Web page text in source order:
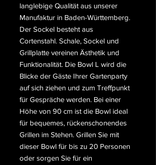
langlebige Qualität aus unserer
Manufaktur in Baden-Württemberg.
Der Sockel besteht aus
Cortenstahl. Schale, Sockel und
Grillplatte vereinen Ästhetik und
Funktionalität. Die Bowl L wird die
Blicke der Gäste Ihrer Gartenparty
auf sich ziehen und zum Treffpunkt
für Gespräche werden. Bei einer
Höhe von 90 cm ist die Bowl ideal
für bequemes, rückenschonendes
Grillen im Stehen. Grillen Sie mit
dieser Bowl für bis zu 20 Personen
oder sorgen Sie für ein